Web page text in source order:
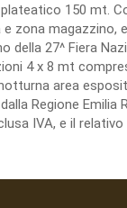
plateatico 150
zona magazzino,
della 27^ Fiera
4 x 8 mt
area
Regione
IVA, e il